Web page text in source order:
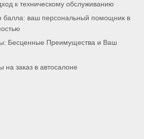
к техническому обслуживанию
балла: ваш персональный помощник в
Бесценные Преимущества и Ваш
на заказ в автосалоне